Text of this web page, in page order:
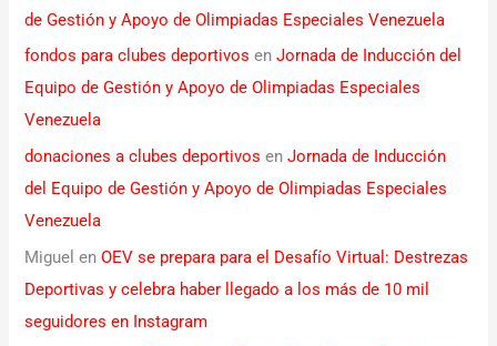
de Gestión y Apoyo de Olimpiadas Especiales Venezuela
fondos para clubes deportivos enJornada de Inducción del
Equipo de Gestión y Apoyo de Olimpiadas Especiales
Venezuela
donaciones a clubes deportivos enJornada de Inducción
del Equipo de Gestión y Apoyo de Olimpiadas Especiales
Venezuela
Miguel enOEV se prepara para el Desafío Virtual: Destrezas
Deportivas y celebra haber llegado a los más de 10 mil
seguidores en Instagram